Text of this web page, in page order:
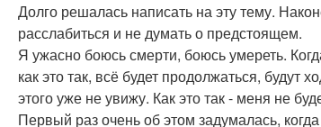
Долго решалась написать на эту тему.
расслабиться и не думать о предстоящем.
Я ужасно боюсь смерти, боюсь умереть.
как это так, всё будет продолжаться, будут
этого уже не увижу. Как это так - меня не
Первый раз очень об этом задумалась,